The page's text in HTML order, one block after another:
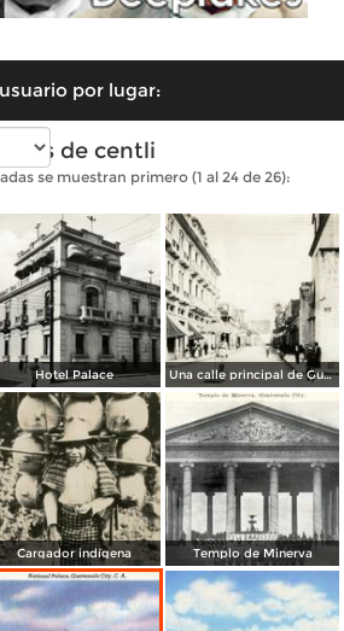
por lugar:
Fotos de centli
se muestran primero (1 al 24 de 26):
Hotel Palace Una calle principal de Guatemala
Cargador indígena Templo de Minerva